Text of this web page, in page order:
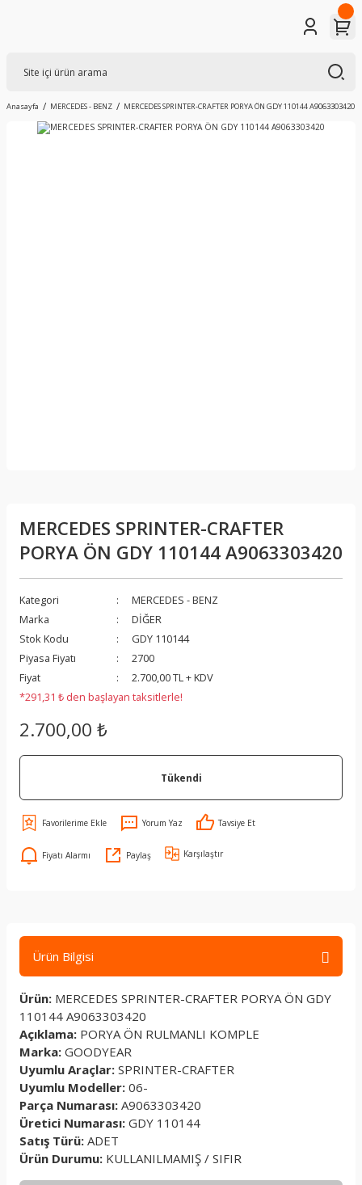
Anasayfa MERCEDES - BENZ MERCEDES SPRINTER-CRAFTER PORYA ÖN GDY 110144 A9063303420
MERCEDES SPRINTER-CRAFTER
PORYA ÖN GDY 110144 A9063303420
Kategori
MERCEDES - BENZ
Marka
DİĞER
Stok Kodu
GDY 110144
Piyasa Fiyatı
2700
Fiyat
2.700,00 TL + KDV
*291,31 ₺ den başlayan taksitlerle!
2.700,00 ₺
Tükendi
Yorum Yaz Tavsiye Et
Fiyatı Alarmı Paylaş Karşılaştır
Ürün Bilgisi
Ürün: MERCEDES SPRINTER-CRAFTER PORYA ÖN GDY
110144 A9063303420
Açıklama: PORYA ÖN RULMANLI KOMPLE
Marka: GOODYEAR
Uyumlu Araçlar: SPRINTER-CRAFTER
Uyumlu Modeller: 06-
Parça Numarası: A9063303420
Üretici Numarası: GDY 110144
Satış Türü: ADET
Ürün Durumu: KULLANILMAMIŞ / SIFIR